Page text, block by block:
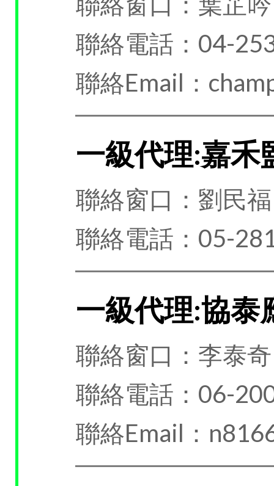
聯絡電話：04-
聯絡Email：
一級代理:嘉禾
聯絡窗口：劉民福
聯絡電話：05-
一級代理:協泰
聯絡窗口：李泰奇
聯絡電話：06-
聯絡Email：